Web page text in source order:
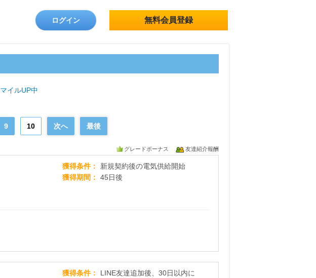
ログイン 無料会員登録
マイルUP中
9 10 次へ 最後
グレードボーナス 友達紹介報酬
獲得条件
新規契約後の電気供給開始
獲得期間
45日後
獲得条件
LINE友達追加後、30日以内に